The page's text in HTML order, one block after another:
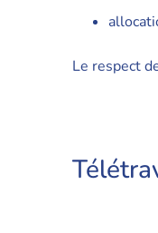
Le respect